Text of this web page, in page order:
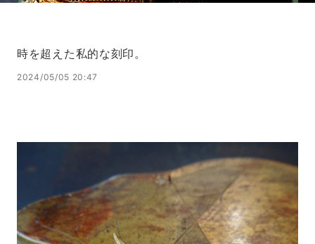
時を超えた私的な刻印。
2024/05/05 20:47